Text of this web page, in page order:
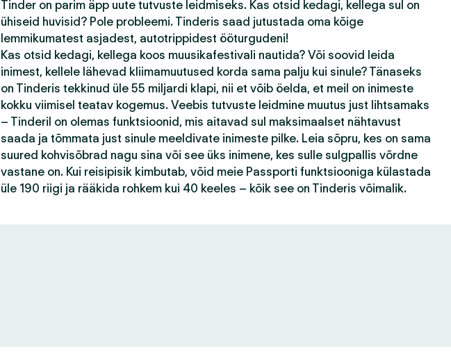
Tinder on parim äpp uute tutvuste leidmiseks. Kas otsid kedagi, kellega sul on
ühiseid huvisid? Pole probleemi. Tinderis saad jutustada oma kõige
lemmikumatest asjadest, autotrippidest ööturgudeni!
Kas otsid kedagi, kellega koos muusikafestivali nautida? Või soovid leida
inimest, kellele lähevad kliimamuutused korda sama palju kui sinule? Tänaseks
on Tinderis tekkinud üle 55 miljardi klapi, nii et võib öelda, et meil on inimeste
kokku viimisel teatav kogemus. Veebis tutvuste leidmine muutus just lihtsamaks
– Tinderil on olemas funktsioonid, mis aitavad sul maksimaalset nähtavust
saada ja tõmmata just sinule meeldivate inimeste pilke. Leia sõpru, kes on sama
suured kohvisõbrad nagu sina või see üks inimene, kes sulle sulgpallis võrdne
vastane on. Kui reisipisik kimbutab, võid meie Passporti funktsiooniga külastada
üle 190 riigi ja rääkida rohkem kui 40 keeles – kõik see on Tinderis võimalik.